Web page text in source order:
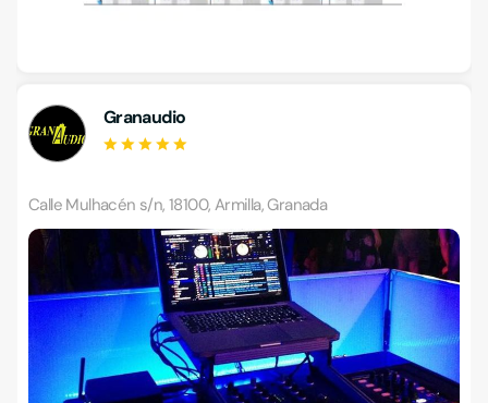
Granaudio
Calle Mulhacén s/n, 18100, Armilla, Granada